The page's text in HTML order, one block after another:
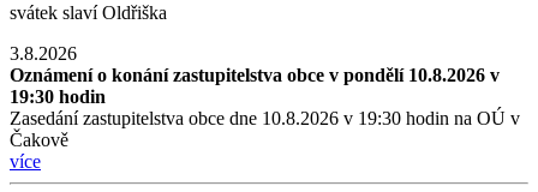
svátek slavíOldřiška
3.8.2026
Oznámení o konání zastupitelstva obce v pondělí 10.8.2026 v
19:30 hodin
Zasedání zastupitelstva obce dne 10.8.2026 v 19:30 hodin na OÚ v
Čakově
více